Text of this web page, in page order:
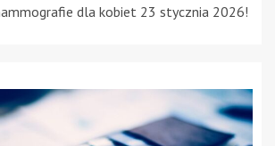
dla kobiet 23 stycznia 2026!